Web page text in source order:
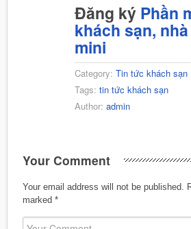
Đăng ký Phần
khách sạn,
mini
Category: Tin tức khách sạn
Tags: tin tức khách sạn
Author: admin
Your Comment
Your email address will not be published.
marked *